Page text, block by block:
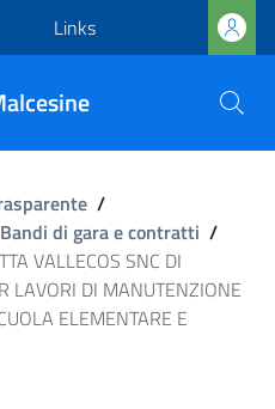
Links
/
Bandi di gara e contratti /
VALLECOS SNC DI
LAVORI DI MANUTENZIONE
ELEMENTARE E